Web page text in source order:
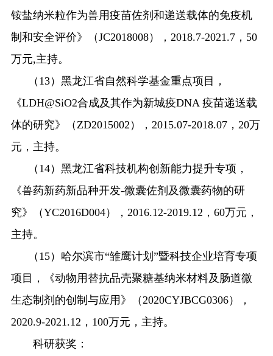
铵盐纳米粒作为兽用疫苗佐剂和递送载体的免疫机
制和安全评价》（JC2018008）， 2018.7-2021.7， 50
万元,主持。
（ 13）黑龙江省自然科学基金重点项目，
《LDH@SiO2合成及其作为新城疫DNA 疫苗递送载
体的研究》（ ZD2015002 ）， 2015.07-2018.07， 20万
元，主持。
（ 14）黑龙江省科技机构创新能力提升专项，
《兽药新药新品种开发-微囊佐剂及微囊药物的研
究》（YC2016D004）， 2016.12-2019.12 ， 60万元，
主持。
（ 15）哈尔滨市“雏鹰计划 ”暨科技企业培育专项
项目，《动物用替抗品壳聚糖基纳米材料及肠道微
生态制剂的创制与应用》（ 2020CYJBCG0306），
2020.9-2021.12 ， 100万元，主持。
科研获奖：